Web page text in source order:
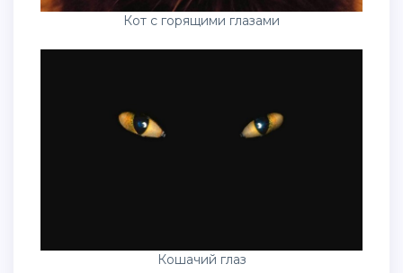
Кот с горящими глазами
Кошачий глаз